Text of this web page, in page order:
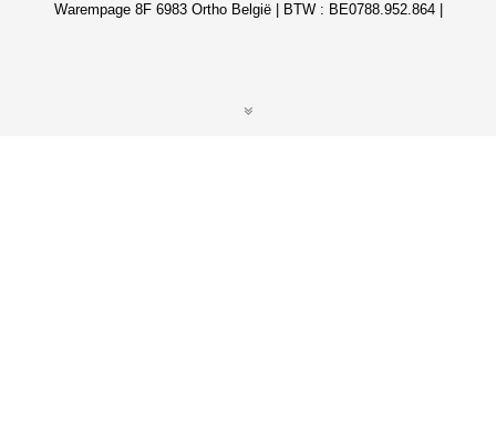
Warempage 8F 6983 Ortho België | BTW : BE0788.952.864 |